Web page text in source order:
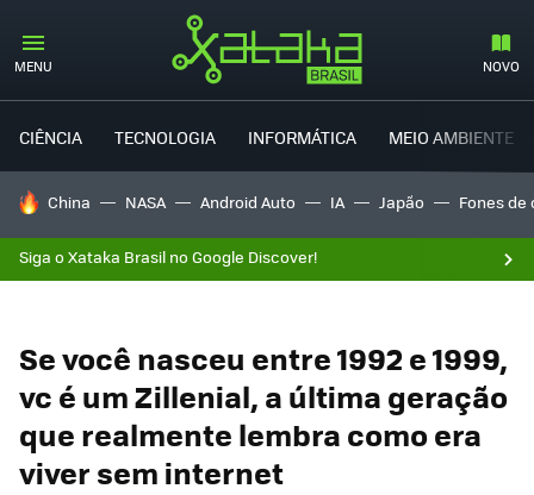
MENU NOVO
CIÊNCIA TECNOLOGIA INFORMÁTICA MEIO AMBIENTE
TENDÊNCIAS DO DIA
China NASA Android Auto IA Japão Fones de
Siga o Xataka Brasil no Google Discover!
Se você nasceu entre 1992 e 1999,
vc é um Zillenial, a última geração
que realmente lembra como era
viver sem internet